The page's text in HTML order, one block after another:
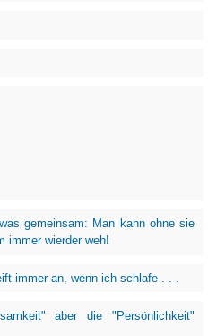
gemeinsam: Man kann ohne sie
immer wierder weh!
immer an, wenn ich schlafe . . .
aber die "Persönlichkeit"